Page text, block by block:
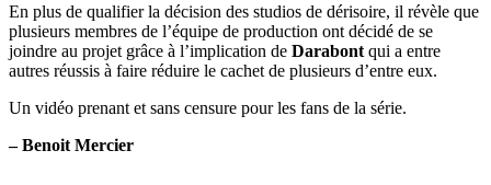
En plus de qualifier la décision des studios de dérisoire, il révèle que
plusieurs membres de l’équipe de production ont décidé de se
joindre au projet grâce à l’implication de Darabont qui a entre
autres réussis à faire réduire le cachet de plusieurs d’entre eux.
Un vidéo prenant et sans censure pour les fans de la série.
– Benoit Mercier